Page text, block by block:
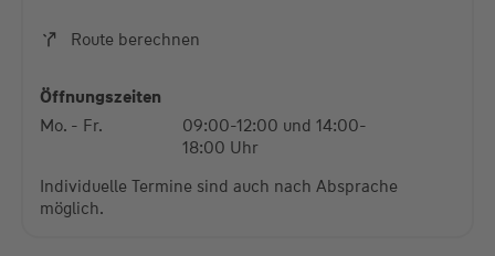
Route berechnen
Öffnungszeiten
Mo. - Fr.
09:00-12:00 und 14:00-
18:00 Uhr
Individuelle Termine sind auch nach Absprache
möglich.